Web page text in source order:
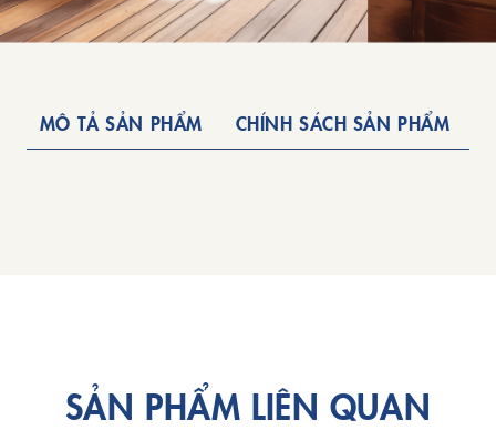
MÔ TẢ SẢN PHẨM CHÍNH SÁCH SẢN PHẨM
SẢN PHẨM LIÊN QUAN